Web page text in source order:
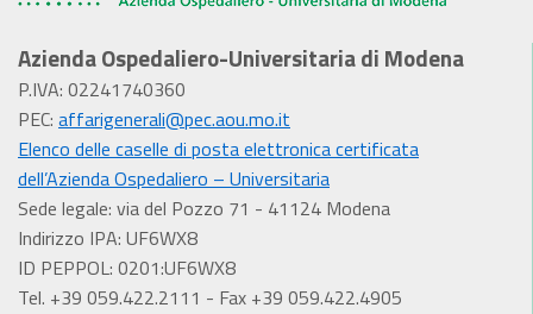
Azienda Ospedaliero-Universitaria di Modena
P.IVA: 02241740360
PEC: affarigenerali@pec.aou.mo.it
Elenco delle caselle di posta elettronica certificata
dell’Azienda Ospedaliero – Universitaria
Sede legale: via del Pozzo 71 - 41124 Modena
Indirizzo IPA: UF6WX8
ID PEPPOL: 0201:UF6WX8
Tel. +39 059.422.2111 - Fax +39 059.422.4905